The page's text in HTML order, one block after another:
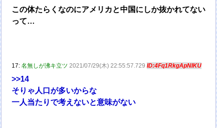
この体たらくなのにアメリカと中国にしか抜かれてない
って…
17:名無しが沸キ立ツ 2021/07/29(木) 22:55:57.729ID:4Fq1RkgApNIKU
>>14
そりゃ人口が多いからな
一人当たりで考えないと意味がない